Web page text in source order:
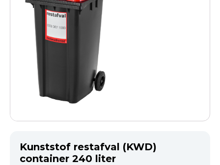
Kunststof restafval (KWD)
container 240 liter